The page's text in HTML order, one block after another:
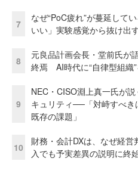
7
なぜ“PoC疲れ”が蔓延して
いい」実験感覚から抜け出
8
元良品計画会長・堂前氏が
終焉 AI時代に“自律型組織
9
NEC・CISO淵上真一氏が
キュリティ──「対峙すべき
既存の課題」
10
財務・会計DXは、なぜ経
入でも予実差異の説明に